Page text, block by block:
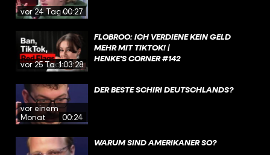
vor 24 Tagen00:27
vor 25 Tagen1:03:28
FLOBROO: ICH VERDIENE KEIN GELD
MEHR MIT TIKTOK! |
HENKE'S CORNER #142
vor einem
Monat
00:24
DER BESTE SCHIRI DEUTSCHLANDS?
WARUM SIND AMERIKANER SO?